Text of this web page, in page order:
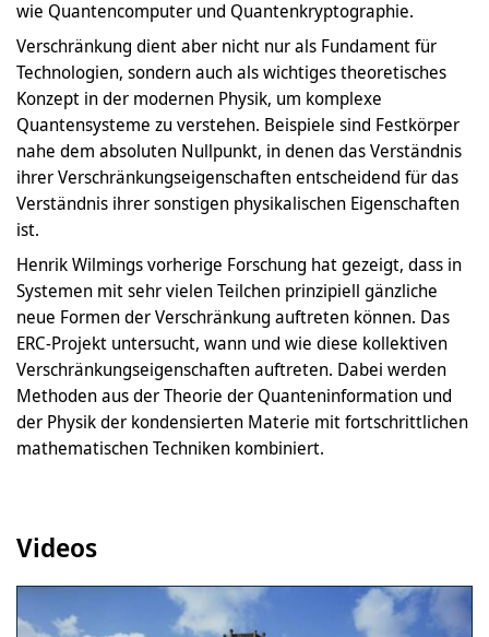
wie Quantencomputer und Quantenkryptographie.
Verschränkung dient aber nicht nur als Fundament für
Technologien, sondern auch als wichtiges theoretisches
Konzept in der modernen Physik, um komplexe
Quantensysteme zu verstehen. Beispiele sind Festkörper
nahe dem absoluten Nullpunkt, in denen das Verständnis
ihrer Verschränkungseigenschaften entscheidend für das
Verständnis ihrer sonstigen physikalischen Eigenschaften
ist.
Henrik Wilmings vorherige Forschung hat gezeigt, dass in
Systemen mit sehr vielen Teilchen prinzipiell gänzliche
neue Formen der Verschränkung auftreten können. Das
ERC-Projekt untersucht, wann und wie diese kollektiven
Verschränkungseigenschaften auftreten. Dabei werden
Methoden aus der Theorie der Quanteninformation und
der Physik der kondensierten Materie mit fortschrittlichen
mathematischen Techniken kombiniert.
Videos